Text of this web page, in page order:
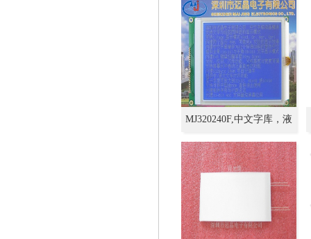
持中文字库
MJ320240F,中文字库，液
晶屏LCM，LCD、触摸屏